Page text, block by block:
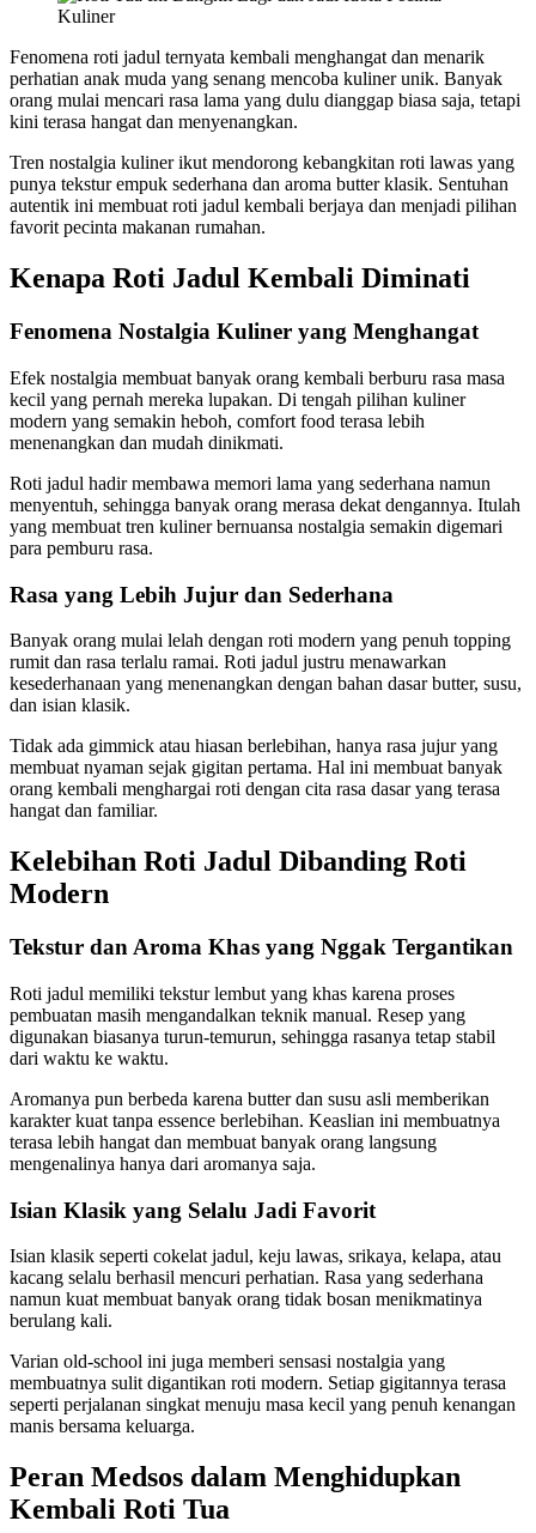
Fenomena roti jadul ternyata kembali menghangat dan menarik
perhatian anak muda yang senang mencoba kuliner unik. Banyak
orang mulai mencari rasa lama yang dulu dianggap biasa saja, tetapi
kini terasa hangat dan menyenangkan.
Tren nostalgia kuliner ikut mendorong kebangkitan roti lawas yang
punya tekstur empuk sederhana dan aroma butter klasik. Sentuhan
autentik ini membuat roti jadul kembali berjaya dan menjadi pilihan
favorit pecinta makanan rumahan.
Kenapa Roti Jadul Kembali Diminati
Fenomena Nostalgia Kuliner yang Menghangat
Efek nostalgia membuat banyak orang kembali berburu rasa masa
kecil yang pernah mereka lupakan. Di tengah pilihan kuliner
modern yang semakin heboh, comfort food terasa lebih
menenangkan dan mudah dinikmati.
Roti jadul hadir membawa memori lama yang sederhana namun
menyentuh, sehingga banyak orang merasa dekat dengannya. Itulah
yang membuat tren kuliner bernuansa nostalgia semakin digemari
para pemburu rasa.
Rasa yang Lebih Jujur dan Sederhana
Banyak orang mulai lelah dengan roti modern yang penuh topping
rumit dan rasa terlalu ramai. Roti jadul justru menawarkan
kesederhanaan yang menenangkan dengan bahan dasar butter, susu,
dan isian klasik.
Tidak ada gimmick atau hiasan berlebihan, hanya rasa jujur yang
membuat nyaman sejak gigitan pertama. Hal ini membuat banyak
orang kembali menghargai roti dengan cita rasa dasar yang terasa
hangat dan familiar.
Kelebihan Roti Jadul Dibanding Roti
Modern
Tekstur dan Aroma Khas yang Nggak Tergantikan
Roti jadul memiliki tekstur lembut yang khas karena proses
pembuatan masih mengandalkan teknik manual. Resep yang
digunakan biasanya turun-temurun, sehingga rasanya tetap stabil
dari waktu ke waktu.
Aromanya pun berbeda karena butter dan susu asli memberikan
karakter kuat tanpa essence berlebihan. Keaslian ini membuatnya
terasa lebih hangat dan membuat banyak orang langsung
mengenalinya hanya dari aromanya saja.
Isian Klasik yang Selalu Jadi Favorit
Isian klasik seperti cokelat jadul, keju lawas, srikaya, kelapa, atau
kacang selalu berhasil mencuri perhatian. Rasa yang sederhana
namun kuat membuat banyak orang tidak bosan menikmatinya
berulang kali.
Varian old-school ini juga memberi sensasi nostalgia yang
membuatnya sulit digantikan roti modern. Setiap gigitannya terasa
seperti perjalanan singkat menuju masa kecil yang penuh kenangan
manis bersama keluarga.
Peran Medsos dalam Menghidupkan
Kembali Roti Tua